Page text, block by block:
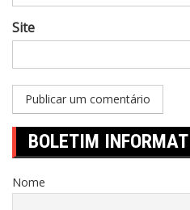
Site
BOLETIM
Nome